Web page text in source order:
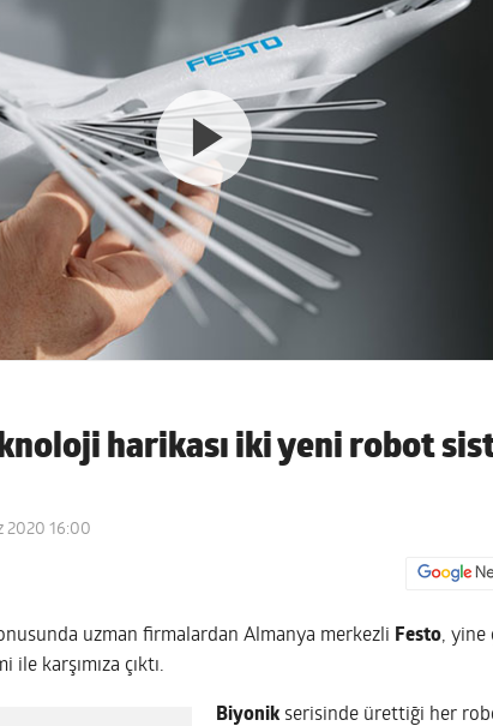
harikası iki yeni robot
2020 16:00
uzman firmalardan Almanya merkezli Festo, yine
ile karşımıza çıktı.
Biyonik serisinde ürettiği her